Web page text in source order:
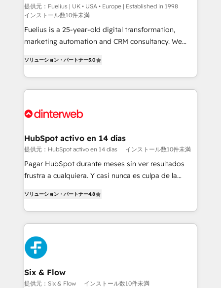
HubSpot and vetted by the CCS, which means we
can support public sector companies as well the
other ones listed in our profile. Our services: -
HubSpot implementation - HubSpot CMS website
is there for you to: - Grow revenue, and run your
business more efficiently - Build stronger
relationships with customers - Make better
more people - Get the most out of your HubSpot
1998
提供元：Fuelius | UK • USA • Europe | Established in 1998
インストール数10件未満
Fuelius is a 25-year-old digital transformation,
marketing automation and CRM consultancy. We
maximise their return from digital and fuel their
growth. We modernise platforms, streamline
operations that are causing inefficiencies, improve
supercharge revenue operations Key services: • CRM
Transformation / Web Development • RevOps &
Sales Consulting • Marketing Automation What
makes us different? 🚀 Top 0.5% of global HubSpot
agencies ⚙️ The strongest technical ability and
partners who will embed ourselves into your
business, processes and systems 🏢 We specialise in
complex use cases 🏆 CRM Implementation,
Platform Enablement, Custom Integration and
Certified
ソリューション・パートナー5.0
HubSpot activo en 14 días
提供元：HubSpot activo en 14 días インストール数10件未満
Pagar HubSpot durante meses sin ver resultados
frustra a cualquiera. Y casi nunca es culpa de la
implementó. Trabajamos con un catálogo de +80
casos de uso: cada uno resuelve un problema
concreto de tu operación en HubSpot. La entrega
toma de 1 a 3 semanas por caso, abordamos varios
en paralelo cuando tiene sentido, y siempre
confirmamos resultados antes de seguir avanzando.
Empiezas a ver resultados antes de que termine el
mes. 🏆 HubSpot Partner of the Year 2022, máximo
ソリューション・パートナー4.8
Six & Flow
提供元：Six & Flow インストール数10件未満